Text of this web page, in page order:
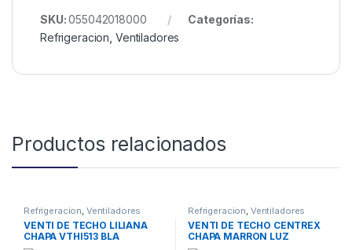
SKU:055042018000
Categorías:
Refrigeracion Ventiladores
Productos relacionados
Refrigeracion, Ventiladores
VENTI DE TECHO LILIANA
CHAPA VTHI513 BLA
Refrigeracion, Ventiladores
VENTI DE TECHO CENTREX
CHAPA MARRON LUZ